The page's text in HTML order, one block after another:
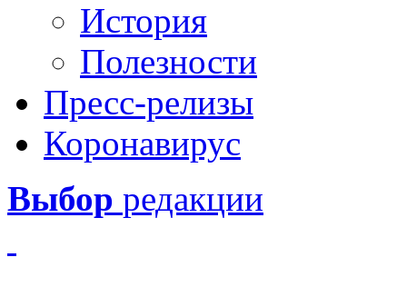
История
Полезности
Пресс-релизы
Коронавирус
Выбор редакции